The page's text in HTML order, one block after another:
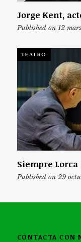
Jorge Kent,
Published on 12
TEATRO
Siempre Lorca
Published on 29
CONTACTA CON